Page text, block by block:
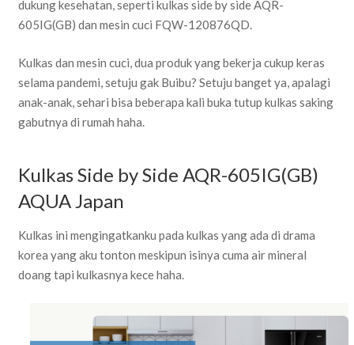
dukung kesehatan, seperti kulkas side by side AQR-
605IG(GB) dan mesin cuci FQW-120876QD.
Kulkas dan mesin cuci, dua produk yang bekerja cukup keras
selama pandemi, setuju gak Buibu? Setuju banget ya, apalagi
anak-anak, sehari bisa beberapa kali buka tutup kulkas saking
gabutnya di rumah haha.
Kulkas Side by Side AQR-605IG(GB)
AQUA Japan
Kulkas ini mengingatkanku pada kulkas yang ada di drama
korea yang aku tonton meskipun isinya cuma air mineral
doang tapi kulkasnya kece haha.